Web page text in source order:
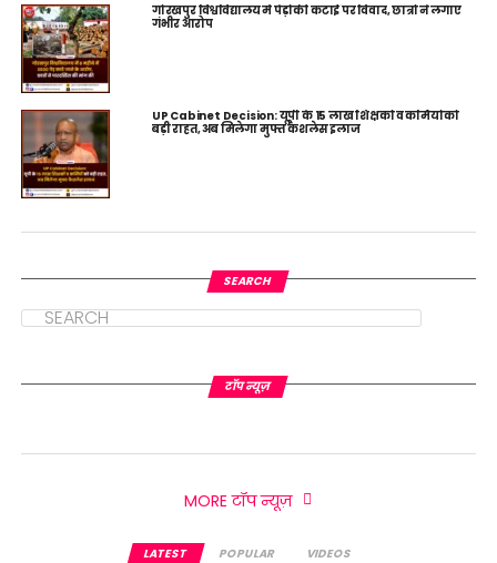
गोरखपुर विश्वविद्यालय में पेड़ों की कटाई पर विवाद, छात्रों ने लगाए
गंभीर आरोप
UP Cabinet Decision: यूपी के 15 लाख शिक्षकों व कर्मियों को
बड़ी राहत, अब मिलेगा मुफ्त कैशलेस इलाज
SEARCH
टॉप न्यूज़
MORE टॉप न्यूज़
LATEST POPULAR VIDEOS